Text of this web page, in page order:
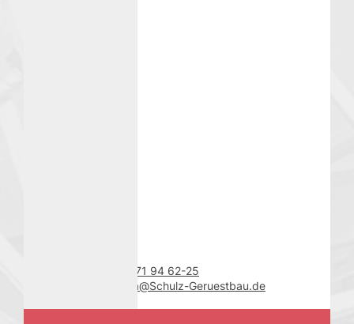
+49 (0) 2171 94 62-25
Vineela.Balla@Schulz-Geruestbau.de